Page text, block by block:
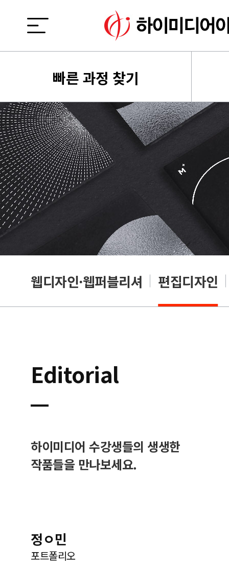
빠른 과정 찾기
웹디자인·웹퍼블리셔 편집디자인
Editorial
하이미디어 수강생들의 생생한
작품들을 만나보세요.
정ㅇ민
포트폴리오